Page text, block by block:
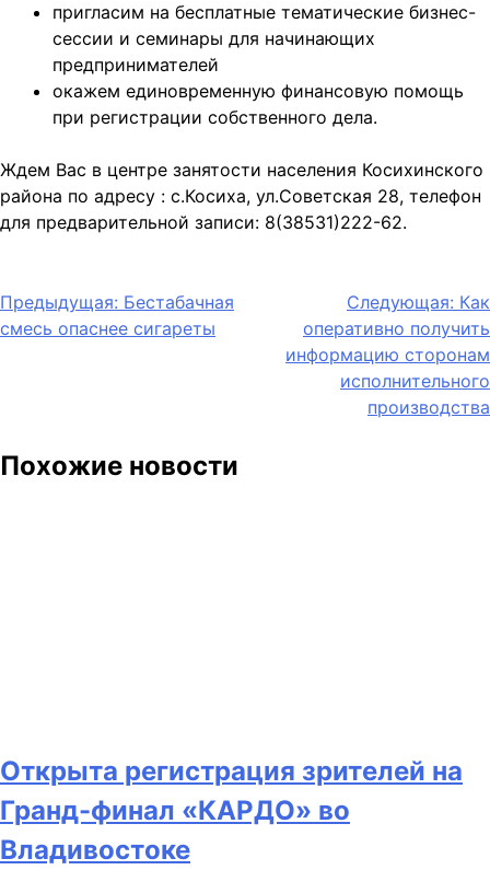
пригласим на бесплатные тематические бизнес-
сессии и семинары для начинающих
предпринимателей
окажем единовременную финансовую помощь
при регистрации собственного дела.
Ждем Вас в центре занятости населения Косихинского
района по адресу : с.Косиха, ул.Советская 28, телефон
для предварительной записи: 8(38531)222-62.
Навигация
по
Предыдущая: Бестабачная
смесь опаснее сигареты
Следующая: Как
оперативно получить
информацию сторонам
исполнительного
производства
Похожие новости
Открыта регистрация зрителей на
Гранд-финал «КАРДО» во
Владивостоке